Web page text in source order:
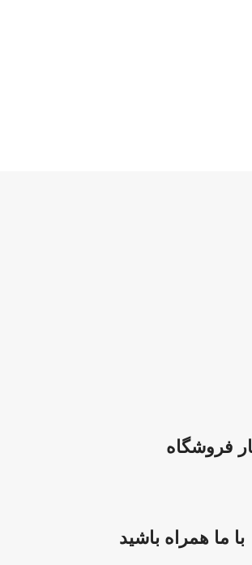
فروشگاه
با ما همراه باشید